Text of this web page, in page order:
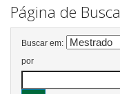
Página de Busca
Buscar em:
por